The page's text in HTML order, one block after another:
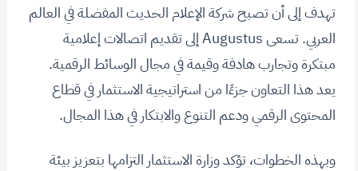
تهدف إلى أن تصبح شركة الإعلام الحديث المفضلة في العالم
العربي. تسعى Augustus إلى تقديم اتصالات إعلامية
مبتكرة وتجارب هادفة وقيمة في مجال الوسائط الرقمية.
يعد هذا التعاون جزءًا من استراتيجية الاستثمار في قطاع
المحتوى الرقمي ودعم التنوع والابتكار في هذا المجال.
وبهذه الخطوات، تؤكد وزارة الاستثمار التزامها بتعزيز بيئة